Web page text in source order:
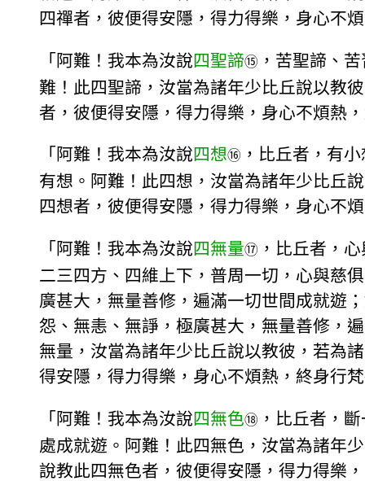
四禪者，彼便得安隱，得力得樂，身心不
「阿難！我本為汝說四聖諦⑮ ，苦聖諦、
難！此四聖諦，汝當為諸年少比丘說以教
者，彼便得安隱，得力得樂，身心不煩熱
「阿難！我本為汝說四想⑯ ，比丘者，有
有想。阿難！此四想，汝當為諸年少比丘
四想者，彼便得安隱，得力得樂，身心不
「阿難！我本為汝說四無量⑰ ，比丘者，
二三四方、四維上下，普周一切，心與慈
廣甚大，無量善修，遍滿一切世間成就遊
怨、無恚、無諍，極廣甚大，無量善修，
無量，汝當為諸年少比丘說以教彼，若為
得安隱，得力得樂，身心不煩熱，終身行
「阿難！我本為汝說四無色⑱ ，比丘者，
處成就遊。阿難！此四無色，汝當為諸年
說教此四無色者，彼便得安隱，得力得樂